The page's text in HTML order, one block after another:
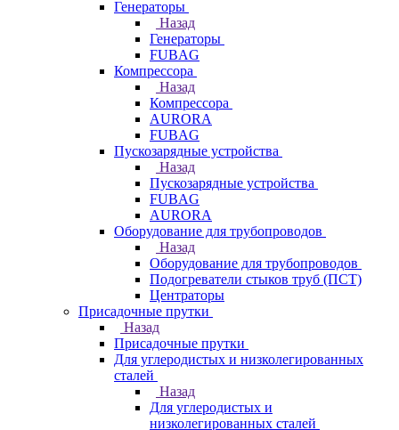
Генераторы
Назад
Генераторы
FUBAG
Компрессора
Назад
Компрессора
AURORA
FUBAG
Пускозарядные устройства
Назад
Пускозарядные устройства
FUBAG
AURORA
Оборудование для трубопроводов
Назад
Оборудование для трубопроводов
Подогреватели стыков труб (ПСТ)
Центраторы
Присадочные прутки
Назад
Присадочные прутки
Для углеродистых и низколегированных
сталей
Назад
Для углеродистых и
низколегированных сталей